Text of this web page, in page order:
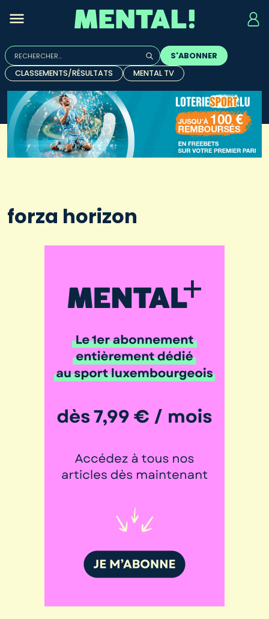
Rechercher :
Quand les résultats de l'auto-complétion sont
S'ABONNER
CLASSEMENTS/RÉSULTATS
MENTAL TV
forza horizon